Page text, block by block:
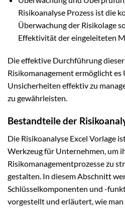
Risikoanalyse Prozess ist die
Überwachung der Risikolage
Effektivität der eingeleiteten
Die effektive Durchführung
Risikomanagement ermöglicht es
Unsicherheiten effektiv zu
zu gewährleisten.
Bestandteile der
Die Risikoanalyse Excel Vorlage
Werkzeug für Unternehmen, um
Risikomanagementprozesse zu
gestalten. In diesem Abschnitt
Schlüsselkomponenten und -
vorgestellt und erläutert, wie man